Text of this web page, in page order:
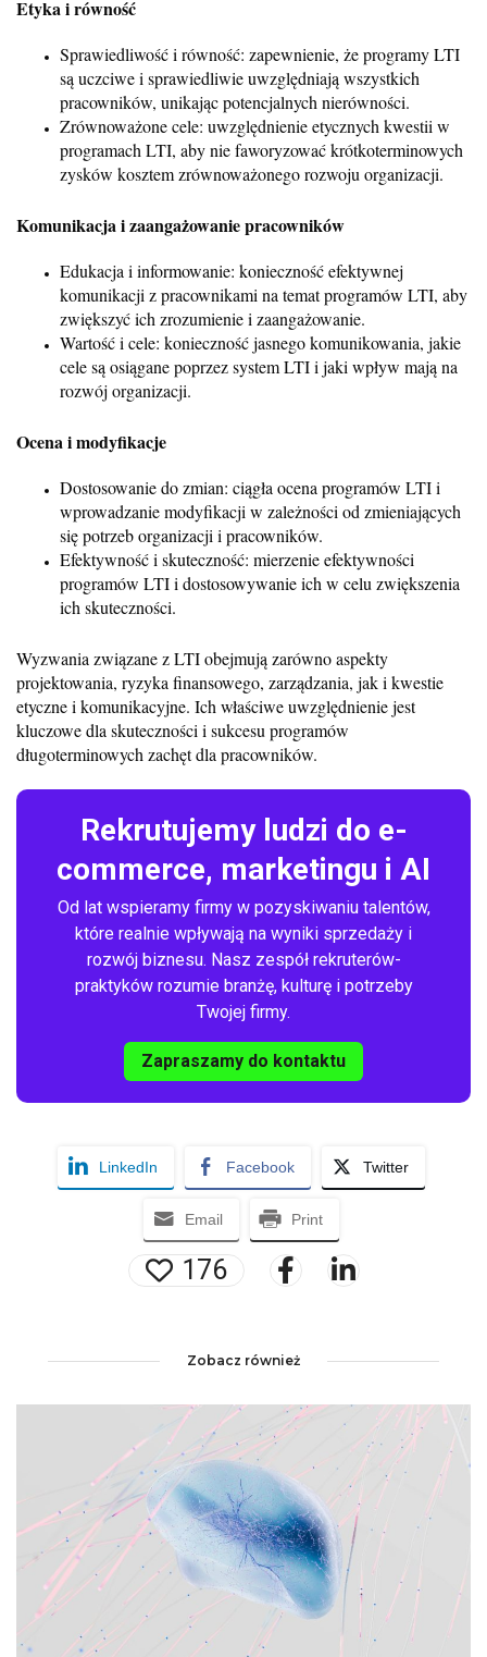
Etyka i równość
Sprawiedliwość i równość: zapewnienie, że programy LTI
są uczciwe i sprawiedliwie uwzględniają wszystkich
pracowników, unikając potencjalnych nierówności.
Zrównoważone cele: uwzględnienie etycznych kwestii w
programach LTI, aby nie faworyzować krótkoterminowych
zysków kosztem zrównoważonego rozwoju organizacji.
Komunikacja i zaangażowanie pracowników
Edukacja i informowanie: konieczność efektywnej
komunikacji z pracownikami na temat programów LTI, aby
zwiększyć ich zrozumienie i zaangażowanie.
Wartość i cele: konieczność jasnego komunikowania, jakie
cele są osiągane poprzez system LTI i jaki wpływ mają na
rozwój organizacji.
Ocena i modyfikacje
Dostosowanie do zmian: ciągła ocena programów LTI i
wprowadzanie modyfikacji w zależności od zmieniających
się potrzeb organizacji i pracowników.
Efektywność i skuteczność: mierzenie efektywności
programów LTI i dostosowywanie ich w celu zwiększenia
ich skuteczności.
Wyzwania związane z LTI obejmują zarówno aspekty
projektowania, ryzyka finansowego, zarządzania, jak i kwestie
etyczne i komunikacyjne. Ich właściwe uwzględnienie jest
kluczowe dla skuteczności i sukcesu programów
długoterminowych zachęt dla pracowników.
Rekrutujemy ludzi do e-
commerce, marketingu i AI
Od lat wspieramy firmy w pozyskiwaniu talentów,
które realnie wpływają na wyniki sprzedaży i
rozwój biznesu. Nasz zespół rekruterów-
praktyków rozumie branżę, kulturę i potrzeby
Twojej firmy.
Zapraszamy do kontaktu
LinkedIn Facebook Twitter
Email Print
176
Zobacz również